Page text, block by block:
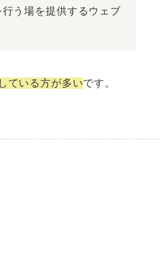
う場を提供するウェブ
ている方が多いです。